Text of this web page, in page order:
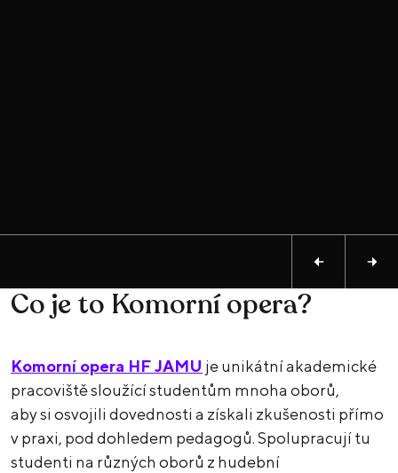
Co je to Komorní opera?
Komorní opera HF JAMU je unikátní akademické
pracoviště sloužící studentům mnoha oborů,
aby si osvojili dovednosti a získali zkušenosti přímo
v praxi, pod dohledem pedagogů. Spolupracují tu
studenti na různých oborů z hudební